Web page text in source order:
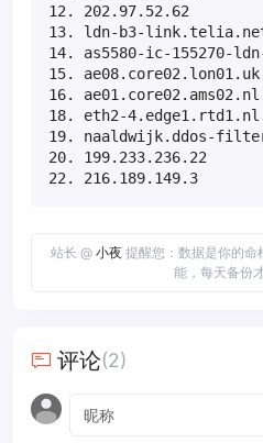
12. 202.97.52.62
13. ldn-b3-
14. as5580-ic-155270-
15.
16.
18. eth2-
19. naaldwijk.ddos-
20. 199.233.236.22
22. 216.189.149.3
站长 @ 小夜 提醒您：数据是你的命
能，每天备份
评论(2)